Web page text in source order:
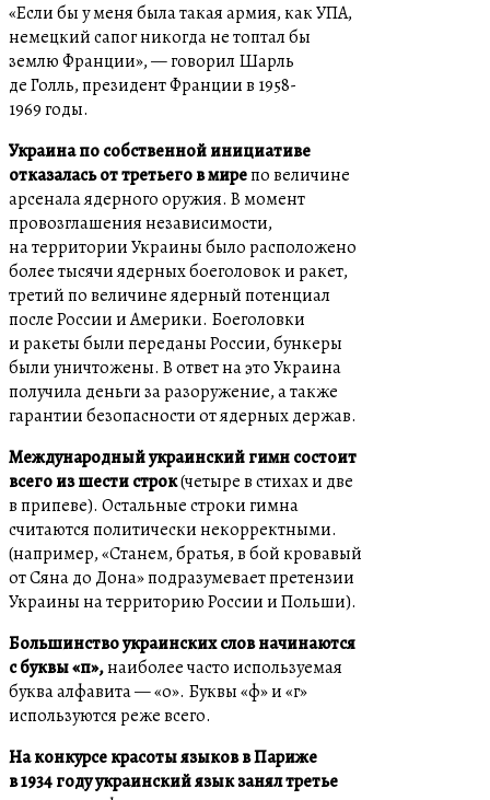
«Если бы у меня была такая армия, как УПА,
немецкий сапог никогда не топтал бы
землю Франции», — говорил Шарль
де Голль, президент Франции в 1958-
1969 годы.
Украина по собственной инициативе
отказалась от третьего в мирепо величине
арсенала ядерного оружия. В момент
провозглашения независимости,
на территории Украины было расположено
более тысячи ядерных боеголовок и ракет,
третий по величине ядерный потенциал
после России и Америки. Боеголовки
и ракеты были переданы России, бункеры
были уничтожены. В ответ на это Украина
получила деньги за разоружение, а также
гарантии безопасности от ядерных держав.
Международный украинский гимн состоит
всего из шести строк(четыре в стихах и две
в припеве). Остальные строки гимна
считаются политически некорректными.
(например, «Станем, братья, в бой кровавый
от Сяна до Дона» подразумевает претензии
Украины на территорию России и Польши).
Большинство украинских слов начинаются
с буквы «п»,наиболее часто используемая
буква алфавита — «о». Буквы «ф» и «г»
используются реже всего.
На конкурсе красоты языков в Париже
в 1934 году украинский язык занял третье